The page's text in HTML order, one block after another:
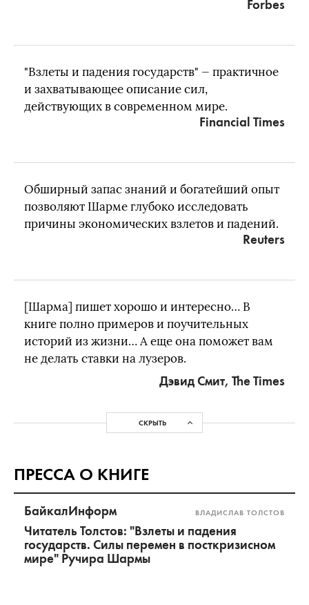
Forbes​
"Взлеты и падения государств" — практичное
и захватывающее описание сил,
действующих в современном мире.
Financial Times
Обширный запас знаний и богатейший опыт
позволяют Шарме глубоко исследовать
причины экономических взлетов и падений.
Reuters​
[Шарма] пишет хорошо и интересно… В
книге полно примеров и поучительных
историй из жизни… А еще она поможет вам
не делать ставки на лузеров.
Дэвид Смит, The Times
СКРЫТЬ
ПРЕССА О КНИГЕ
БайкалИнформ ВЛАДИСЛАВ ТОЛСТОВ
Читатель Толстов: "Взлеты и падения
государств. Силы перемен в посткризисном
мире" Ручира Шармы